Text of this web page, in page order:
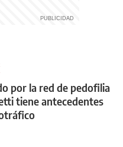
por la red de pedofilia
tiene antecedentes